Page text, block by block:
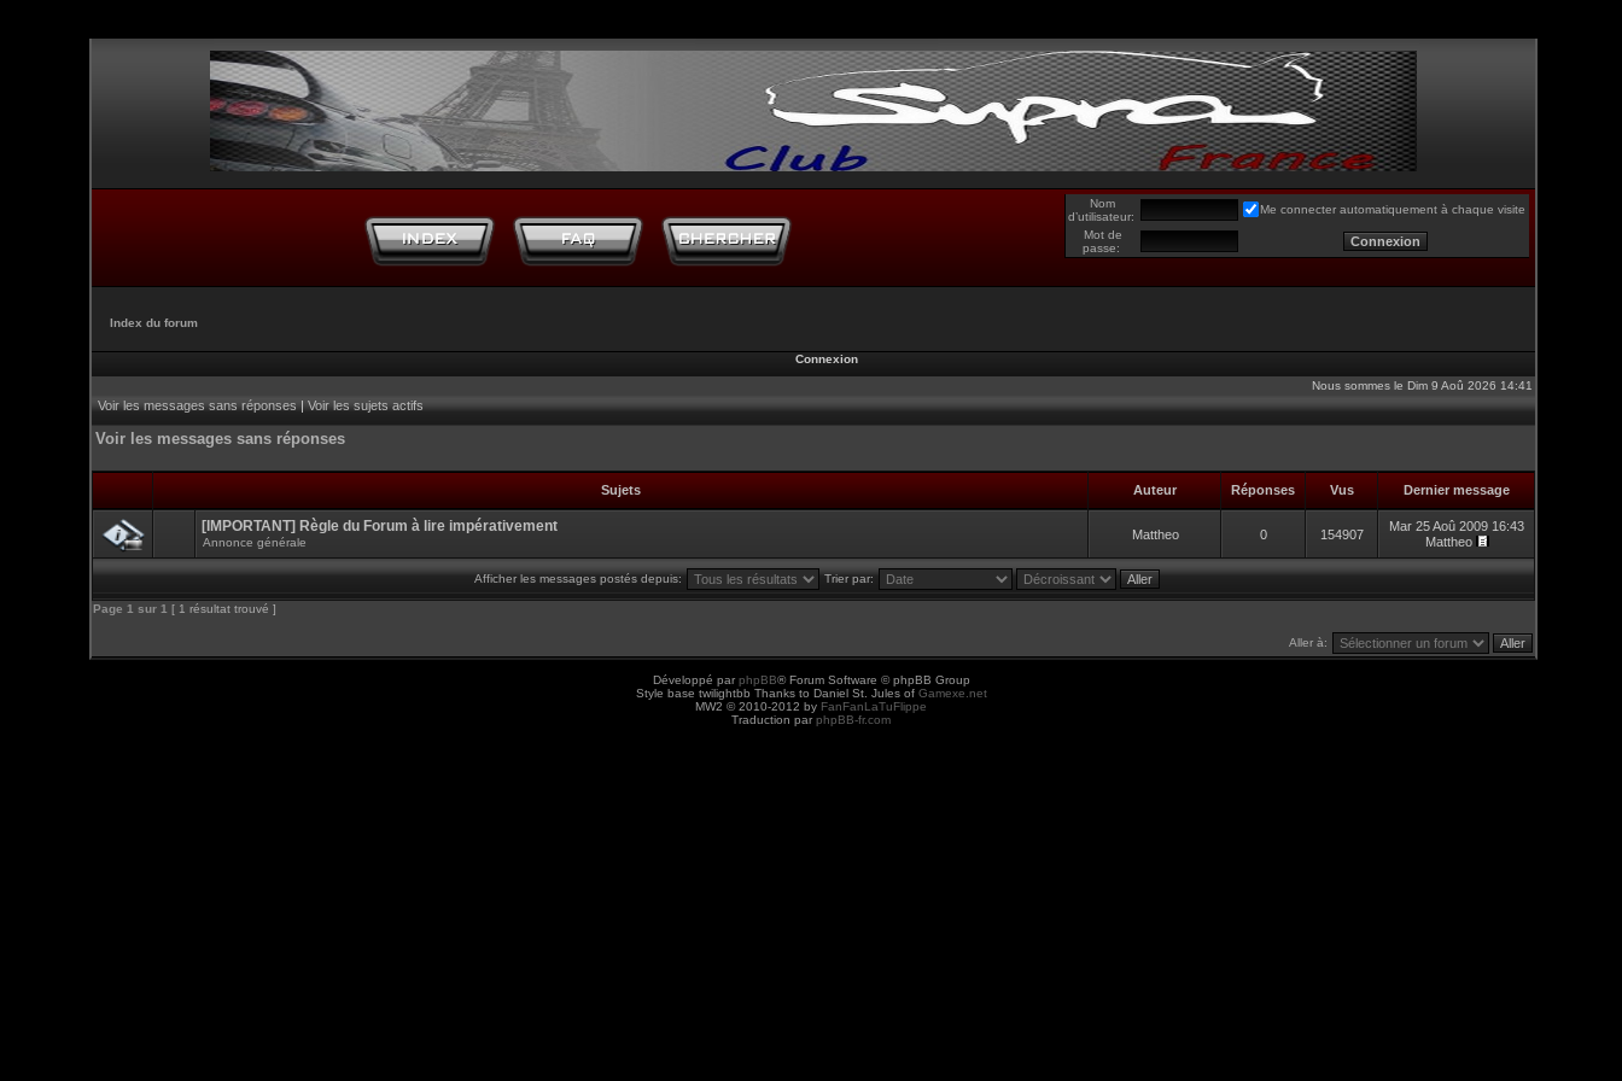
Nom
d’utilisateur:
Me connecter automatiquement à chaque visite
Mot de
passe:
Index du forum
Connexion
Nous sommes le Dim 9 Aoû 2026 14:41
Voir les messages sans réponses|Voir les sujets actifs
Voir les messages sans réponses
Sujets Auteur Réponses Vus Dernier message
[IMPORTANT] Règle du Forum à lire impérativement
Annonce générale
Mattheo 0 154907
Mar 25 Aoû 2009 16:43
Mattheo
Afficher les messages postés depuis: Trier par:
Page 1 sur 1 [ 1 résultat trouvé ]
Aller à:
Développé par phpBB® Forum Software © phpBB Group
Style base twilightbb Thanks to Daniel St. Jules of Gamexe.net
MW2 © 2010-2012 by FanFanLaTuFlippe
Traduction par phpBB-fr.com